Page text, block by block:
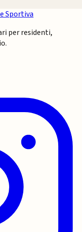
Sportiva
per residenti,